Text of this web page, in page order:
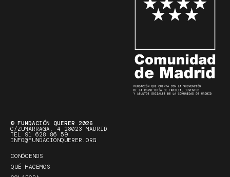
© FUNDACIÓN QUERER 2026
C/ZUMÁRRAGA, 4 28023 MADRID
TEL 91 628 86 59
INFO@FUNDACIONQUERER.ORG
CONÓCENOS
QUÉ HACEMOS